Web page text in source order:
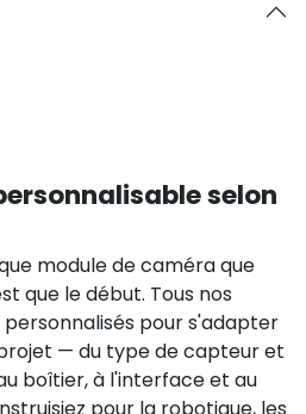
selon
module de caméra que
que le début. Tous nos
pour s'adapter
— du type de capteur et
boîtier, à l'interface et au
pour la robotique, les